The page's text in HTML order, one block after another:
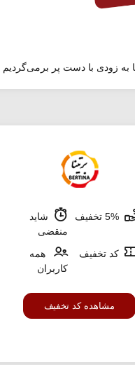
به زودی با دست پر
شاید
منقضی
کد تخفیف
همه
کاربران
مشاهده کد تخفیف